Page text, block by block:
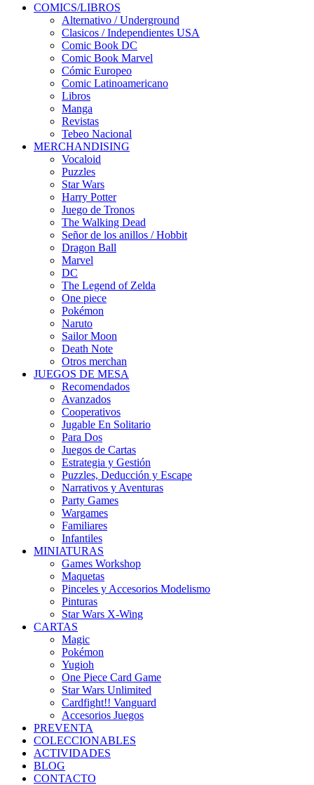
COMICS/LIBROS
Alternativo / Underground
Clasicos / Independientes USA
Comic Book DC
Comic Book Marvel
Cómic Europeo
Comic Latinoamericano
Libros
Manga
Revistas
Tebeo Nacional
MERCHANDISING
Vocaloid
Puzzles
Star Wars
Harry Potter
Juego de Tronos
The Walking Dead
Señor de los anillos / Hobbit
Dragon Ball
Marvel
DC
The Legend of Zelda
One piece
Pokémon
Naruto
Sailor Moon
Death Note
Otros merchan
JUEGOS DE MESA
Recomendados
Avanzados
Cooperativos
Jugable En Solitario
Para Dos
Juegos de Cartas
Estrategia y Gestión
Puzzles, Deducción y Escape
Narrativos y Aventuras
Party Games
Wargames
Familiares
Infantiles
MINIATURAS
Games Workshop
Maquetas
Pinceles y Accesorios Modelismo
Pinturas
Star Wars X-Wing
CARTAS
Magic
Pokémon
Yugioh
One Piece Card Game
Star Wars Unlimited
Cardfight!! Vanguard
Accesorios Juegos
PREVENTA
COLECCIONABLES
ACTIVIDADES
BLOG
CONTACTO